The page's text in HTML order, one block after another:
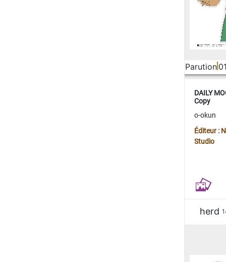
Parution
DAILY
Copy
o-okun
Éditeur :
Studio
herd